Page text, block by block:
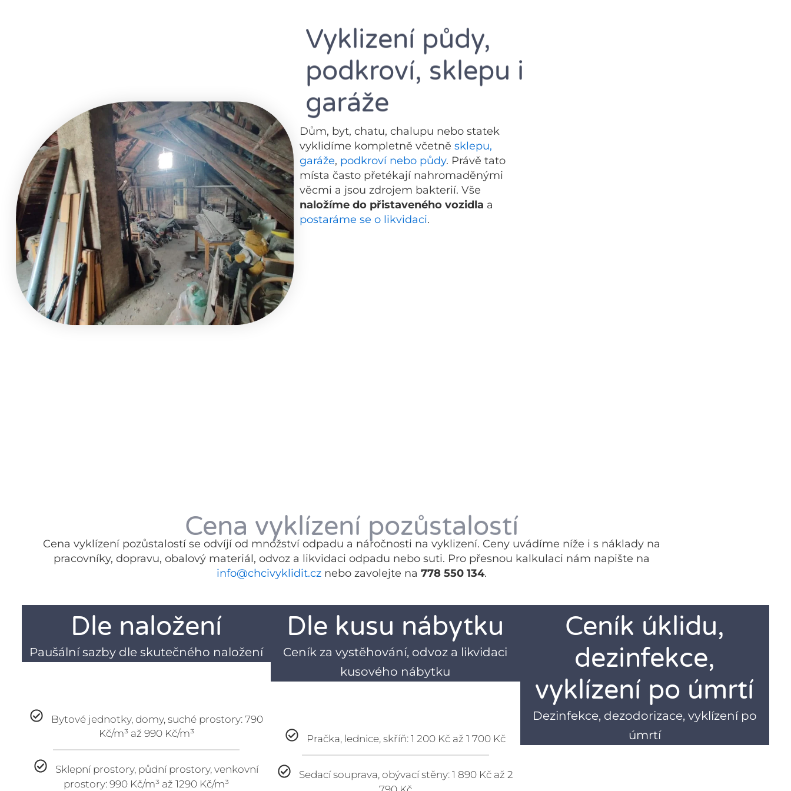
Vyklizení půdy,
podkroví, sklepu i
garáže
Dům, byt, chatu, chalupu nebo statek
vyklidíme kompletně včetně sklepu,
garáže, podkroví nebo půdy. Právě tato
místa často přetékají nahromaděnými
věcmi a jsou zdrojem bakterií. Vše
naložíme do přistaveného vozidla a
postaráme se o likvidaci.
Cena vyklízení pozůstalostí
Cena vyklízení pozůstalostí se odvíjí od množství odpadu a náročnosti na vyklizení. Ceny uvádíme níže i s náklady na
pracovníky, dopravu, obalový materiál, odvoz a likvidaci odpadu nebo suti. Pro přesnou kalkulaci nám napište na
info@chcivyklidit.cznebo zavolejte na 778 550 134.
Dle naložení
Paušální sazby dle skutečného naložení
Bytové jednotky, domy, suché prostory: 790
Kč/m³ až 990 Kč/m³
Sklepní prostory, půdní prostory, venkovní
prostory: 990 Kč/m³ až 1290 Kč/m³
Dle kusu nábytku
Ceník za vystěhování, odvoz a likvidaci
kusového nábytku
Pračka, lednice, skříň: 1 200 Kč až 1 700 Kč
Sedací souprava, obývací stěny: 1 890 Kč až 2
Ceník úklidu,
dezinfekce,
vyklízení po úmrtí
Dezinfekce, dezodorizace, vyklízení po
úmrtí